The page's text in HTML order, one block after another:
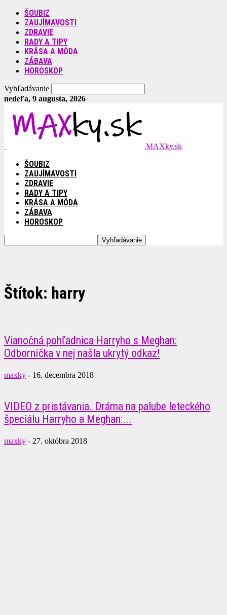
ŠOUBIZ
ZAUJÍMAVOSTI
ZDRAVIE
RADY A TIPY
KRÁSA A MÓDA
ZÁBAVA
HOROSKOP
Vyhľadávanie
nedeľa, 9 augusta, 2026
MAXky.sk
ŠOUBIZ
ZAUJÍMAVOSTI
ZDRAVIE
RADY A TIPY
KRÁSA A MÓDA
ZÁBAVA
HOROSKOP
Štítok: harry
Vianočná pohľadnica Harryho s Meghan:
Odborníčka v nej našla ukrytý odkaz!
maxky - 16. decembra 2018
VIDEO z pristávania. Dráma na palube leteckého
špeciálu Harryho a Meghan:...
maxky - 27. októbra 2018